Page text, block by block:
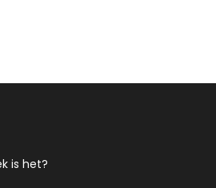
is het?